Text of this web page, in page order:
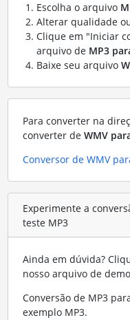
Escolha o arquivo
Alterar qualidade
Clique em "Iniciar
arquivo de MP3
Baixe seu arquivo
Para converter na
converter de WMV
Conversor de WMV
Experimente a
teste MP3
Ainda em dúvida?
nosso arquivo de
Conversão de MP3
exemplo MP3.